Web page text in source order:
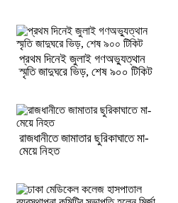
প্রথম দিনেই জুলাই গণঅভ্যুত্থান
স্মৃতি জাদুঘরে ভিড়, শেষ ৯০০ টিকিট
রাজধানীতে জামাতার ছুরিকাঘাতে মা-
মেয়ে নিহত